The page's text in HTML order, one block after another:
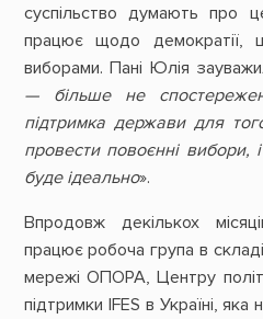
суспільство думають про
працює щодо демократії,
виборами. Пані Юлія
— більше не
підтримка держави для
провести повоєнні
буде ідеально».
Впродовж декількох
працює робоча група в
мережі ОПОРА, Центру
підтримки IFES в Україні,